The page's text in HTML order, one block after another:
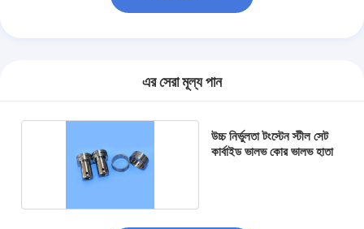
এর সেরা মূল্য পান
উচ্চ নির্ভুলতা টংস্টেন স্টীল সেট
কার্বাইড ভালভ কোর ভালভ হাতা